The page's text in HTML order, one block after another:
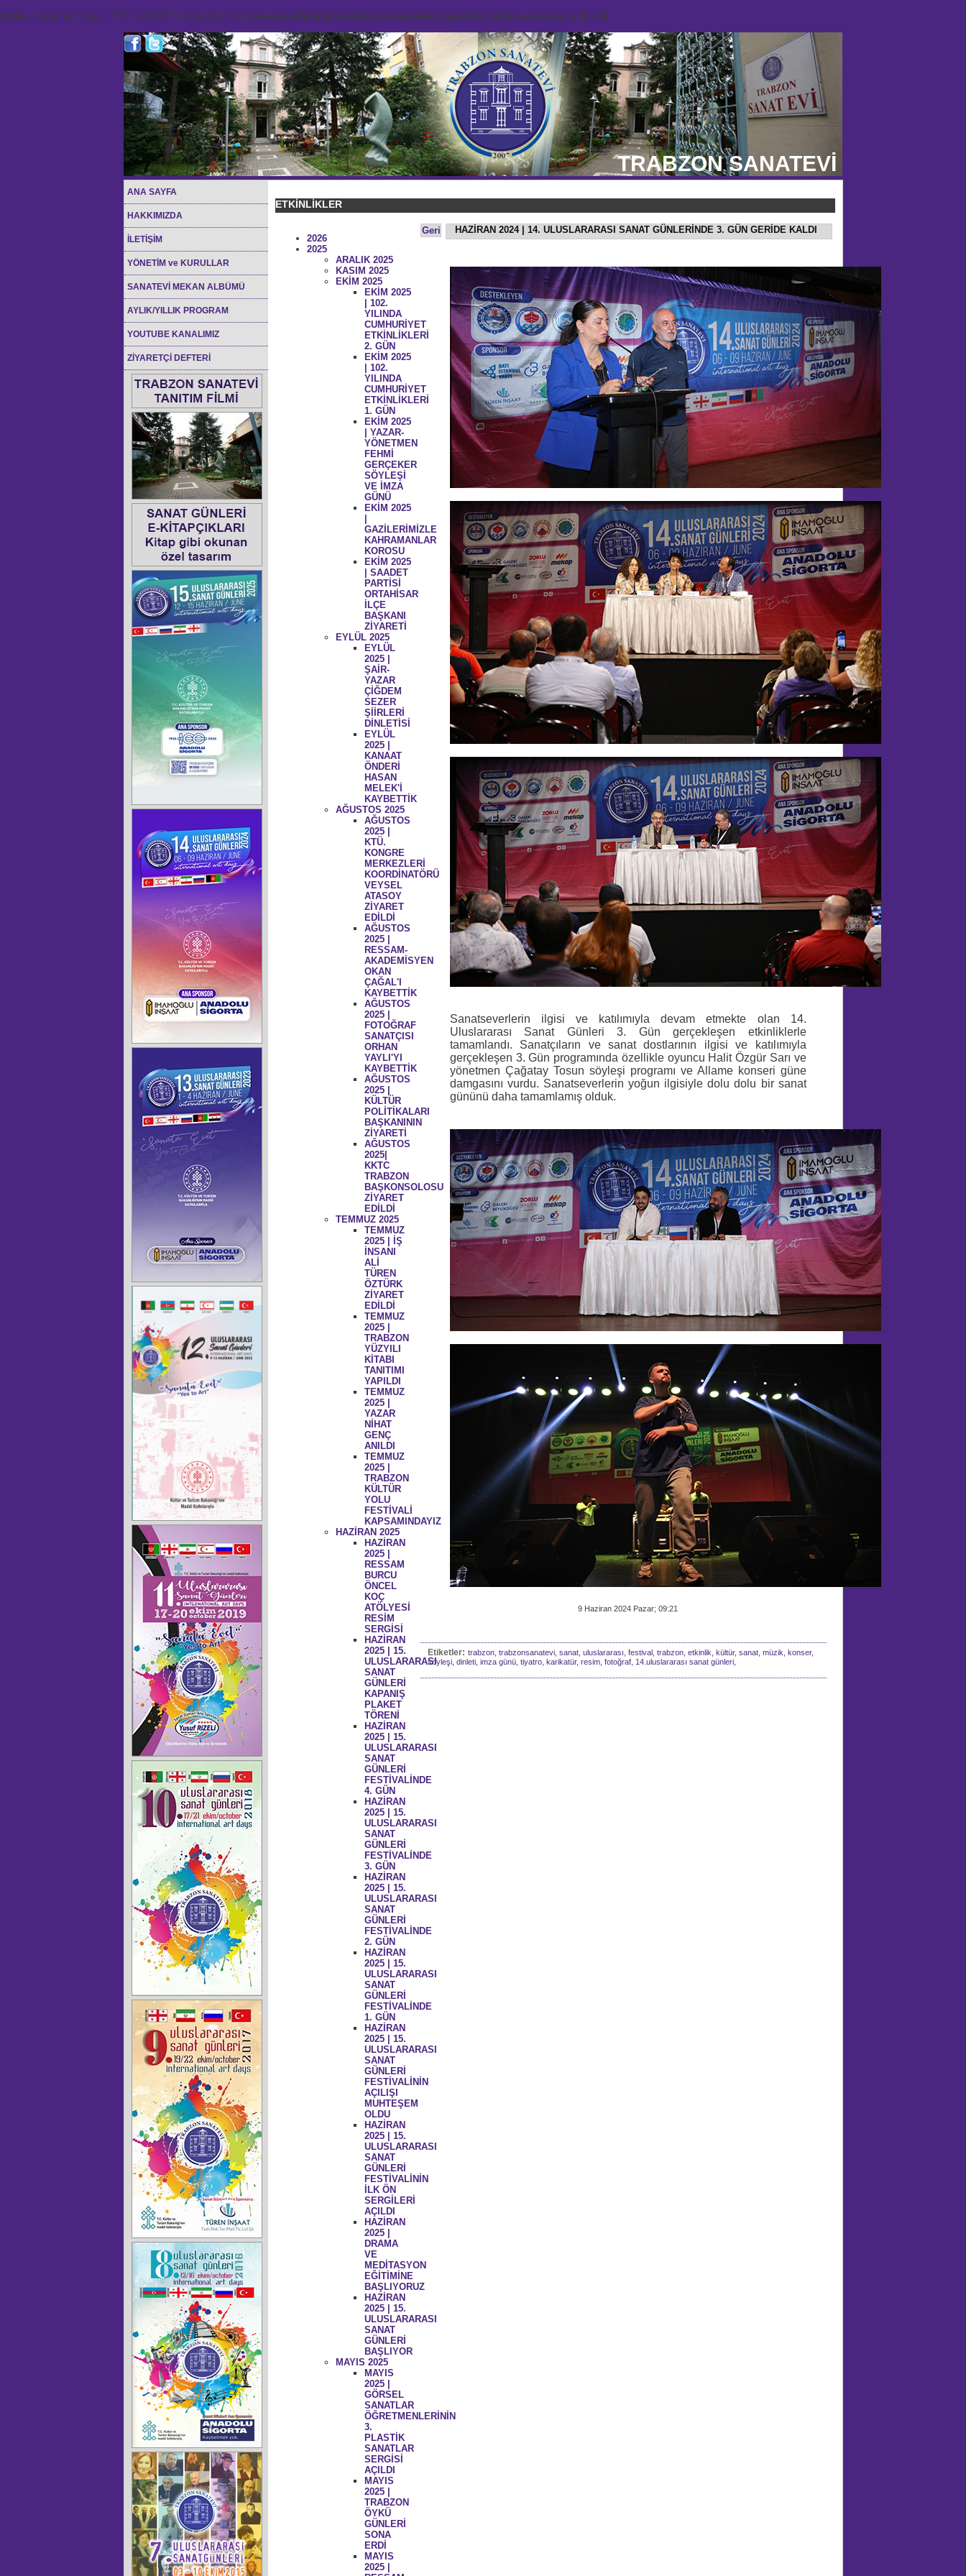
Notice: Undefined index: HTTP_ACCEPT_LANGUAGE in /home/sana45org/domains/trabzonsanatevi.org/public_html/counter.php on line 92
TRABZON SANATEVİ
ANA SAYFA
HAKKIMIZDA
İLETİŞİM
YÖNETİM ve KURULLAR
SANATEVİ MEKAN ALBÜMÜ
AYLIK/YILLIK PROGRAM
YOUTUBE KANALIMIZ
ZİYARETÇİ DEFTERİ
ETKİNLİKLER
Geri HAZİRAN 2024 | 14. ULUSLARARASI SANAT GÜNLERİNDE 3. GÜN GERİDE KALDI
Sanatseverlerin ilgisi ve katılımıyla devam etmekte olan 14.
Uluslararası Sanat Günleri 3. Gün gerçekleşen etkinliklerle
tamamlandı. Sanatçıların ve sanat dostlarının ilgisi ve katılımıyla
gerçekleşen 3. Gün programında özellikle oyuncu Halit Özgür Sarı ve
yönetmen Çağatay Tosun söyleşi programı ve Allame konseri güne
damgasını vurdu. Sanatseverlerin yoğun ilgisiyle dolu dolu bir sanat
gününü daha tamamlamış olduk.
9 Haziran 2024 Pazar; 09:21
Etiketler: trabzon, trabzonsanatevi, sanat, uluslararası, festival, trabzon, etkinlik, kültür, sanat, müzik, konser,
söyleşi, dinleti, imza günü, tiyatro, karikatür, resim, fotoğraf, 14.uluslararası sanat günleri,
2026
2025
ARALIK 2025
KASIM 2025
EKİM 2025
EKİM 2025
| 102.
YILINDA
CUMHURİYET
ETKİNLİKLERİ
2. GÜN
EKİM 2025
| 102.
YILINDA
CUMHURİYET
ETKİNLİKLERİ
1. GÜN
EKİM 2025
| YAZAR-
YÖNETMEN
FEHMİ
GERÇEKER
SÖYLEŞİ
VE İMZA
GÜNÜ
EKİM 2025
GAZİLERİMİZLE
KAHRAMANLAR
KOROSU
EKİM 2025
| SAADET
PARTİSİ
ORTAHİSAR
İLÇE
BAŞKANI
ZİYARETİ
EYLÜL 2025
EYLÜL
2025 |
ŞAİR-
YAZAR
ÇİĞDEM
SEZER
ŞİİRLERİ
DİNLETİSİ
EYLÜL
2025 |
KANAAT
ÖNDERİ
HASAN
MELEK'İ
KAYBETTİK
AĞUSTOS 2025
AĞUSTOS
2025 |
KTÜ.
KONGRE
MERKEZLERİ
KOORDİNATÖRÜ
VEYSEL
ATASOY
ZİYARET
EDİLDİ
AĞUSTOS
2025 |
RESSAM-
AKADEMİSYEN
OKAN
ÇAĞAL'I
KAYBETTİK
AĞUSTOS
2025 |
FOTOĞRAF
SANATÇISI
ORHAN
YAYLI'YI
KAYBETTİK
AĞUSTOS
2025 |
KÜLTÜR
POLİTİKALARI
BAŞKANININ
ZİYARETİ
AĞUSTOS
2025|
KKTC
TRABZON
BAŞKONSOLOSU
ZİYARET
EDİLDİ
TEMMUZ 2025
TEMMUZ
2025 | İŞ
İNSANI
ALİ
TÜREN
ÖZTÜRK
ZİYARET
EDİLDİ
TEMMUZ
2025 |
TRABZON
YÜZYILI
KİTABI
TANITIMI
YAPILDI
TEMMUZ
2025 |
YAZAR
NİHAT
GENÇ
ANILDI
TEMMUZ
2025 |
TRABZON
KÜLTÜR
YOLU
FESTİVALİ
KAPSAMINDAYIZ
HAZİRAN 2025
HAZİRAN
2025 |
RESSAM
BURCU
ÖNCEL
KOÇ
ATÖLYESİ
RESİM
SERGİSİ
HAZİRAN
2025 | 15.
ULUSLARARASI
SANAT
GÜNLERİ
KAPANIŞ
PLAKET
TÖRENİ
HAZİRAN
2025 | 15.
ULUSLARARASI
SANAT
GÜNLERİ
FESTİVALİNDE
4. GÜN
HAZİRAN
2025 | 15.
ULUSLARARASI
SANAT
GÜNLERİ
FESTİVALİNDE
3. GÜN
HAZİRAN
2025 | 15.
ULUSLARARASI
SANAT
GÜNLERİ
FESTİVALİNDE
2. GÜN
HAZİRAN
2025 | 15.
ULUSLARARASI
SANAT
GÜNLERİ
FESTİVALİNDE
1. GÜN
HAZİRAN
2025 | 15.
ULUSLARARASI
SANAT
GÜNLERİ
FESTİVALİNİN
AÇILIŞI
MUHTEŞEM
OLDU
HAZİRAN
2025 | 15.
ULUSLARARASI
SANAT
GÜNLERİ
FESTİVALİNİN
İLK ÖN
SERGİLERİ
AÇILDI
HAZİRAN
2025 |
DRAMA
VE
MEDİTASYON
EĞİTİMİNE
BAŞLIYORUZ
HAZİRAN
2025 | 15.
ULUSLARARASI
SANAT
GÜNLERİ
BAŞLIYOR
MAYIS 2025
MAYIS
2025 |
GÖRSEL
SANATLAR
ÖĞRETMENLERİNİN
3.
PLASTİK
SANATLAR
SERGİSİ
AÇILDI
MAYIS
2025 |
TRABZON
ÖYKÜ
GÜNLERİ
SONA
ERDİ
MAYIS
2025 |